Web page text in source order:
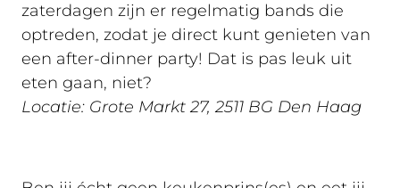
zaterdagen zijn er regelmatig bands die
optreden, zodat je direct kunt genieten van
een after-dinner party! Dat is pas leuk uit
eten gaan, niet?
Locatie: Grote Markt 27, 2511 BG Den Haag